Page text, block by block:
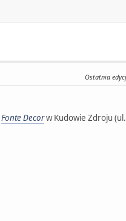
Ostatnia
Fonte Decorw Kudowie Zdroju (ul.